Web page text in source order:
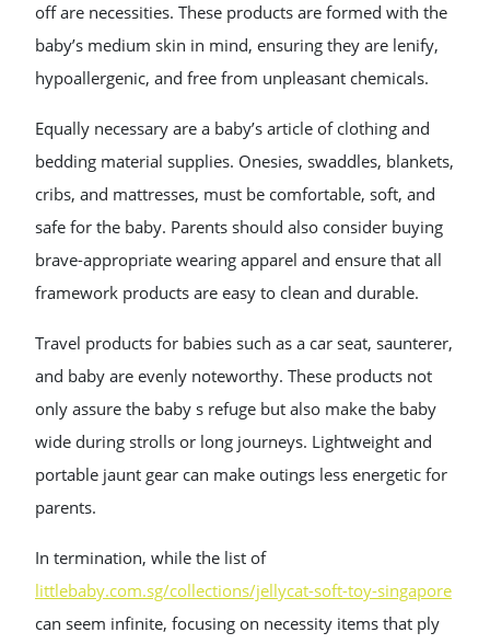
off are necessities. These products are formed with the
baby’s medium skin in mind, ensuring they are lenify,
hypoallergenic, and free from unpleasant chemicals.
Equally necessary are a baby’s article of clothing and
bedding material supplies. Onesies, swaddles, blankets,
cribs, and mattresses, must be comfortable, soft, and
safe for the baby. Parents should also consider buying
brave-appropriate wearing apparel and ensure that all
framework products are easy to clean and durable.
Travel products for babies such as a car seat, saunterer,
and baby are evenly noteworthy. These products not
only assure the baby s refuge but also make the baby
wide during strolls or long journeys. Lightweight and
portable jaunt gear can make outings less energetic for
parents.
In termination, while the list of
littlebaby.com.sg/collections/jellycat-soft-toy-singapore
can seem infinite, focusing on necessity items that ply